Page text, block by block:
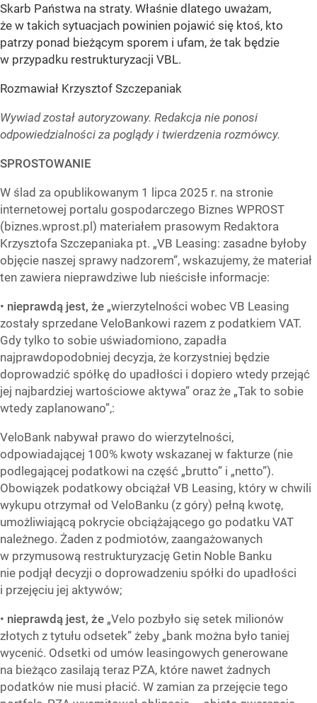
Skarb Państwa na straty. Właśnie dlatego uważam,
że w takich sytuacjach powinien pojawić się ktoś, kto
patrzy ponad bieżącym sporem i ufam, że tak będzie
w przypadku restrukturyzacji VBL.
Rozmawiał Krzysztof Szczepaniak
Wywiad został autoryzowany. Redakcja nie ponosi
odpowiedzialności za poglądy i twierdzenia rozmówcy.
SPROSTOWANIE
W ślad za opublikowanym 1 lipca 2025 r. na stronie
internetowej portalu gospodarczego Biznes WPROST
(biznes.wprost.pl) materiałem prasowym Redaktora
Krzysztofa Szczepaniaka pt. „VB Leasing: zasadne byłoby
objęcie naszej sprawy nadzorem”, wskazujemy, że materiał
ten zawiera nieprawdziwe lub nieścisłe informacje:
• nieprawdą jest, że „wierzytelności wobec VB Leasing
zostały sprzedane VeloBankowi razem z podatkiem VAT.
Gdy tylko to sobie uświadomiono, zapadła
najprawdopodobniej decyzja, że korzystniej będzie
doprowadzić spółkę do upadłości i dopiero wtedy przejąć
jej najbardziej wartościowe aktywa” oraz że „Tak to sobie
wtedy zaplanowano”,:
VeloBank nabywał prawo do wierzytelności,
odpowiadającej 100% kwoty wskazanej w fakturze (nie
podlegającej podatkowi na część „brutto” i „netto”).
Obowiązek podatkowy obciążał VB Leasing, który w chwili
wykupu otrzymał od VeloBanku (z góry) pełną kwotę,
umożliwiającą pokrycie obciążającego go podatku VAT
należnego. Żaden z podmiotów, zaangażowanych
w przymusową restrukturyzację Getin Noble Banku
nie podjął decyzji o doprowadzeniu spółki do upadłości
i przejęciu jej aktywów;
• nieprawdą jest, że „Velo pozbyło się setek milionów
złotych z tytułu odsetek” żeby „bank można było taniej
wycenić. Odsetki od umów leasingowych generowane
na bieżąco zasilają teraz PZA, które nawet żadnych
podatków nie musi płacić. W zamian za przejęcie tego